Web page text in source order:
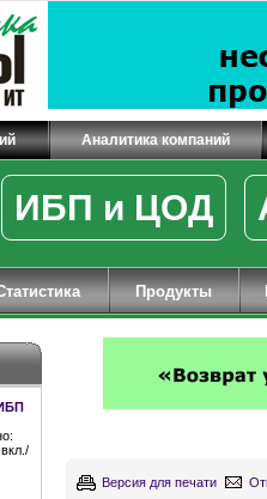
Аналитика компаний
ИБП и ЦОД
Продукты
Версия для печати